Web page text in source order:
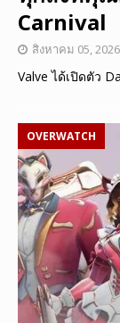
Carnival
สิงหาคม 05, 2026
Valve ได้เปิดตัว
OVERWATCH